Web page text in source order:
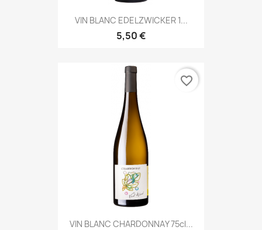
VIN BLANC EDELZWICKER 1...
5,50 €
VIN BLANC CHARDONNAY 75cl...
favorite_border